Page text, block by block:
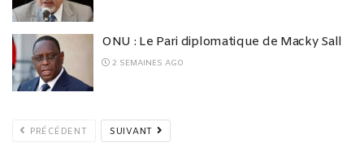
ONU : Le Pari diplomatique de Macky Sall
2 SEMAINES AGO
PRÉCÉDENT SUIVANT